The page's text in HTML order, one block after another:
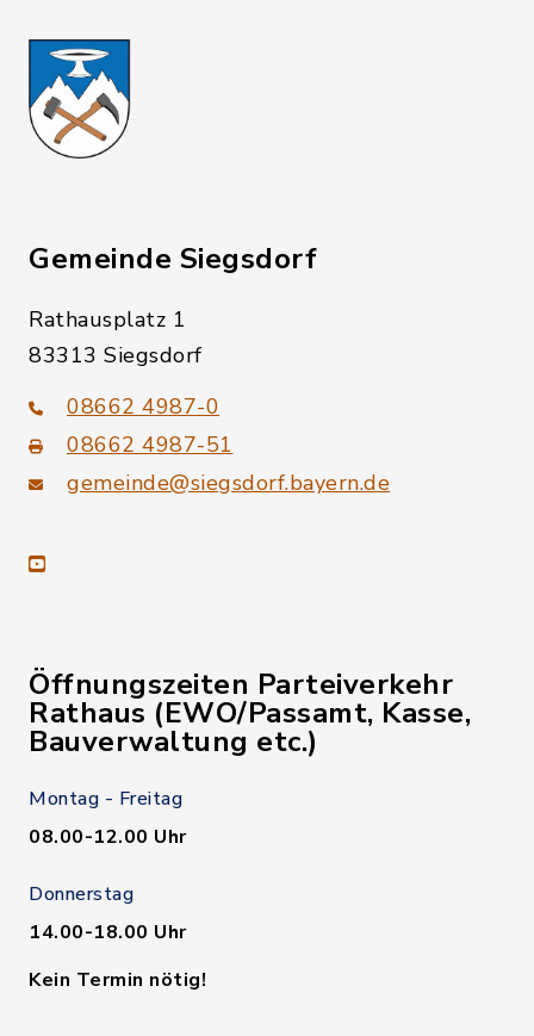
Gemeinde Siegsdorf
Rathausplatz 1
83313 Siegsdorf
08662 4987-0
08662 4987-51
gemeinde@siegsdorf.bayern.de
youtube
Öffnungszeiten Parteiverkehr
Rathaus (EWO/Passamt, Kasse,
Bauverwaltung etc.)
Montag - Freitag
08.00-12.00 Uhr
Donnerstag
14.00-18.00 Uhr
Kein Termin nötig!